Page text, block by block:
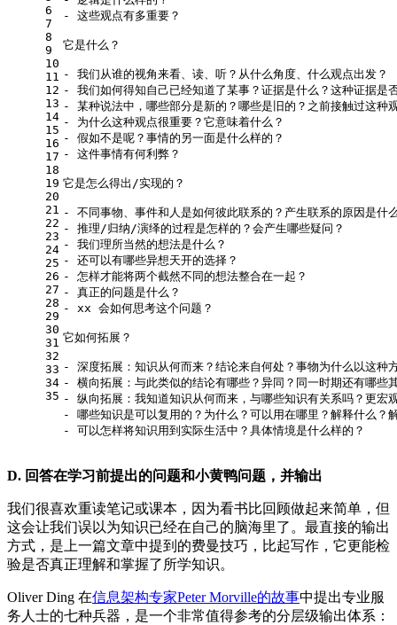
6
7
8
9
10
11
12
13
14
15
16
17
18
19
20
21
22
23
24
25
26
27
28
29
30
31
32
33
34
35
- 这些观点有多重要？
它是什么？
- 我们从谁的视角来看、读、听？从什么角度、什么观点出发？
- 我们如何得知自己已经知道了某事？证据是什么？这种证据是
- 某种说法中，哪些部分是新的？哪些是旧的？之前接触过这种
- 为什么这种观点很重要？它意味着什么？
- 假如不是呢？事情的另一面是什么样的？
- 这件事情有何利弊？
它是怎么得出/实现的？
- 不同事物、事件和人是如何彼此联系的？产生联系的原因是什
- 推理/归纳/演绎的过程是怎样的？会产生哪些疑问？
- 我们理所当然的想法是什么？
- 还可以有哪些异想天开的选择？
- 怎样才能将两个截然不同的想法整合在一起？
- 真正的问题是什么？
- xx 会如何思考这个问题？
它如何拓展？
- 深度拓展：知识从何而来？结论来自何处？事物为什么以这种
- 横向拓展：与此类似的结论有哪些？异同？同一时期还有哪些
- 纵向拓展：我知道知识从何而来，与哪些知识有关系吗？更宏
- 哪些知识是可以复用的？为什么？可以用在哪里？解释什么？
- 可以怎样将知识用到实际生活中？具体情境是什么样的？
D. 回答在学习前提出的问题和小黄鸭问题，并输出
我们很喜欢重读笔记或课本，因为看书比回顾做起来简单，但
这会让我们误以为知识已经在自己的脑海里了。最直接的输出
方式，是上一篇文章中提到的费曼技巧，比起写作，它更能检
验是否真正理解和掌握了所学知识。
Oliver Ding 在信息架构专家Peter Morville的故事中提出专业服
务人士的七种兵器，是一个非常值得参考的分层级输出体系：